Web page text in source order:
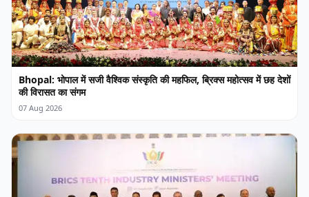
Bhopal: भोपाल में सजी वैश्विक संस्कृति की महफिल, ब्रिक्स महोत्सव में छह देशों
की विरासत का संगम
07 Aug 2026